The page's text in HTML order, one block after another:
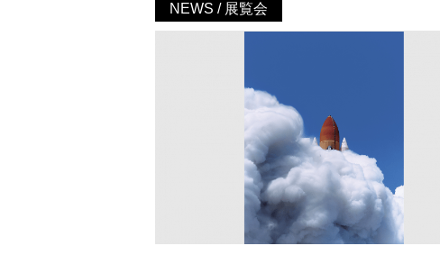
NEWS / 展覧会